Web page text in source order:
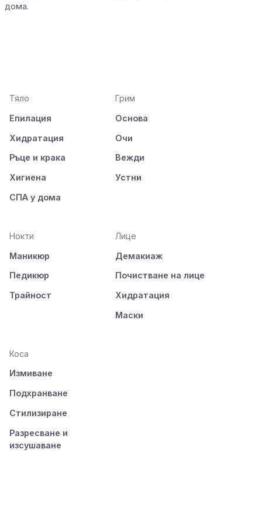
дома.
Тяло
Епилация
Хидратация
Ръце и крака
Хигиена
СПА у дома
Грим
Основа
Очи
Вежди
Устни
Нокти
Маникюр
Педикюр
Трайност
Лице
Демакиаж
Почистване на лице
Хидратация
Маски
Коса
Измиване
Подхранване
Стилизиране
Разресване и
изсушаване